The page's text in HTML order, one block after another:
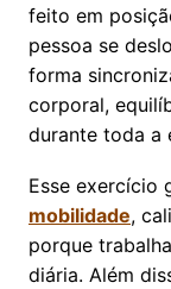
feito em
pessoa se
forma
corporal,
durante toda a
Esse exercício
mobilidade,
porque
diária. Além